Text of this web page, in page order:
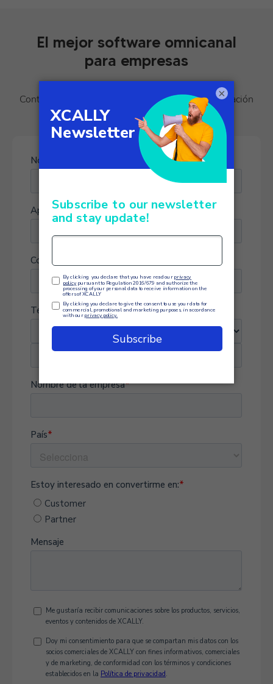
El mejor software omnicanal
para empresas
Contáctenos ahora mismo para recibir más información
×